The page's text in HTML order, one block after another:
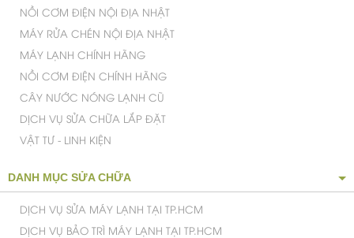
NỒI CƠM ĐIỆN NỘI ĐỊA NHẬT
MÁY RỬA CHÉN NỘI ĐỊA NHẬT
MÁY LẠNH CHÍNH HÃNG
NỒI CƠM ĐIỆN CHÍNH HÃNG
CÂY NƯỚC NÓNG LẠNH CŨ
DỊCH VỤ SỬA CHỮA LẮP ĐẶT
VẬT TƯ - LINH KIỆN
DANH MỤC SỬA CHỮA
DỊCH VỤ SỬA MÁY LẠNH TẠI TP.HCM
DỊCH VỤ BẢO TRÌ MÁY LẠNH TẠI TP.HCM